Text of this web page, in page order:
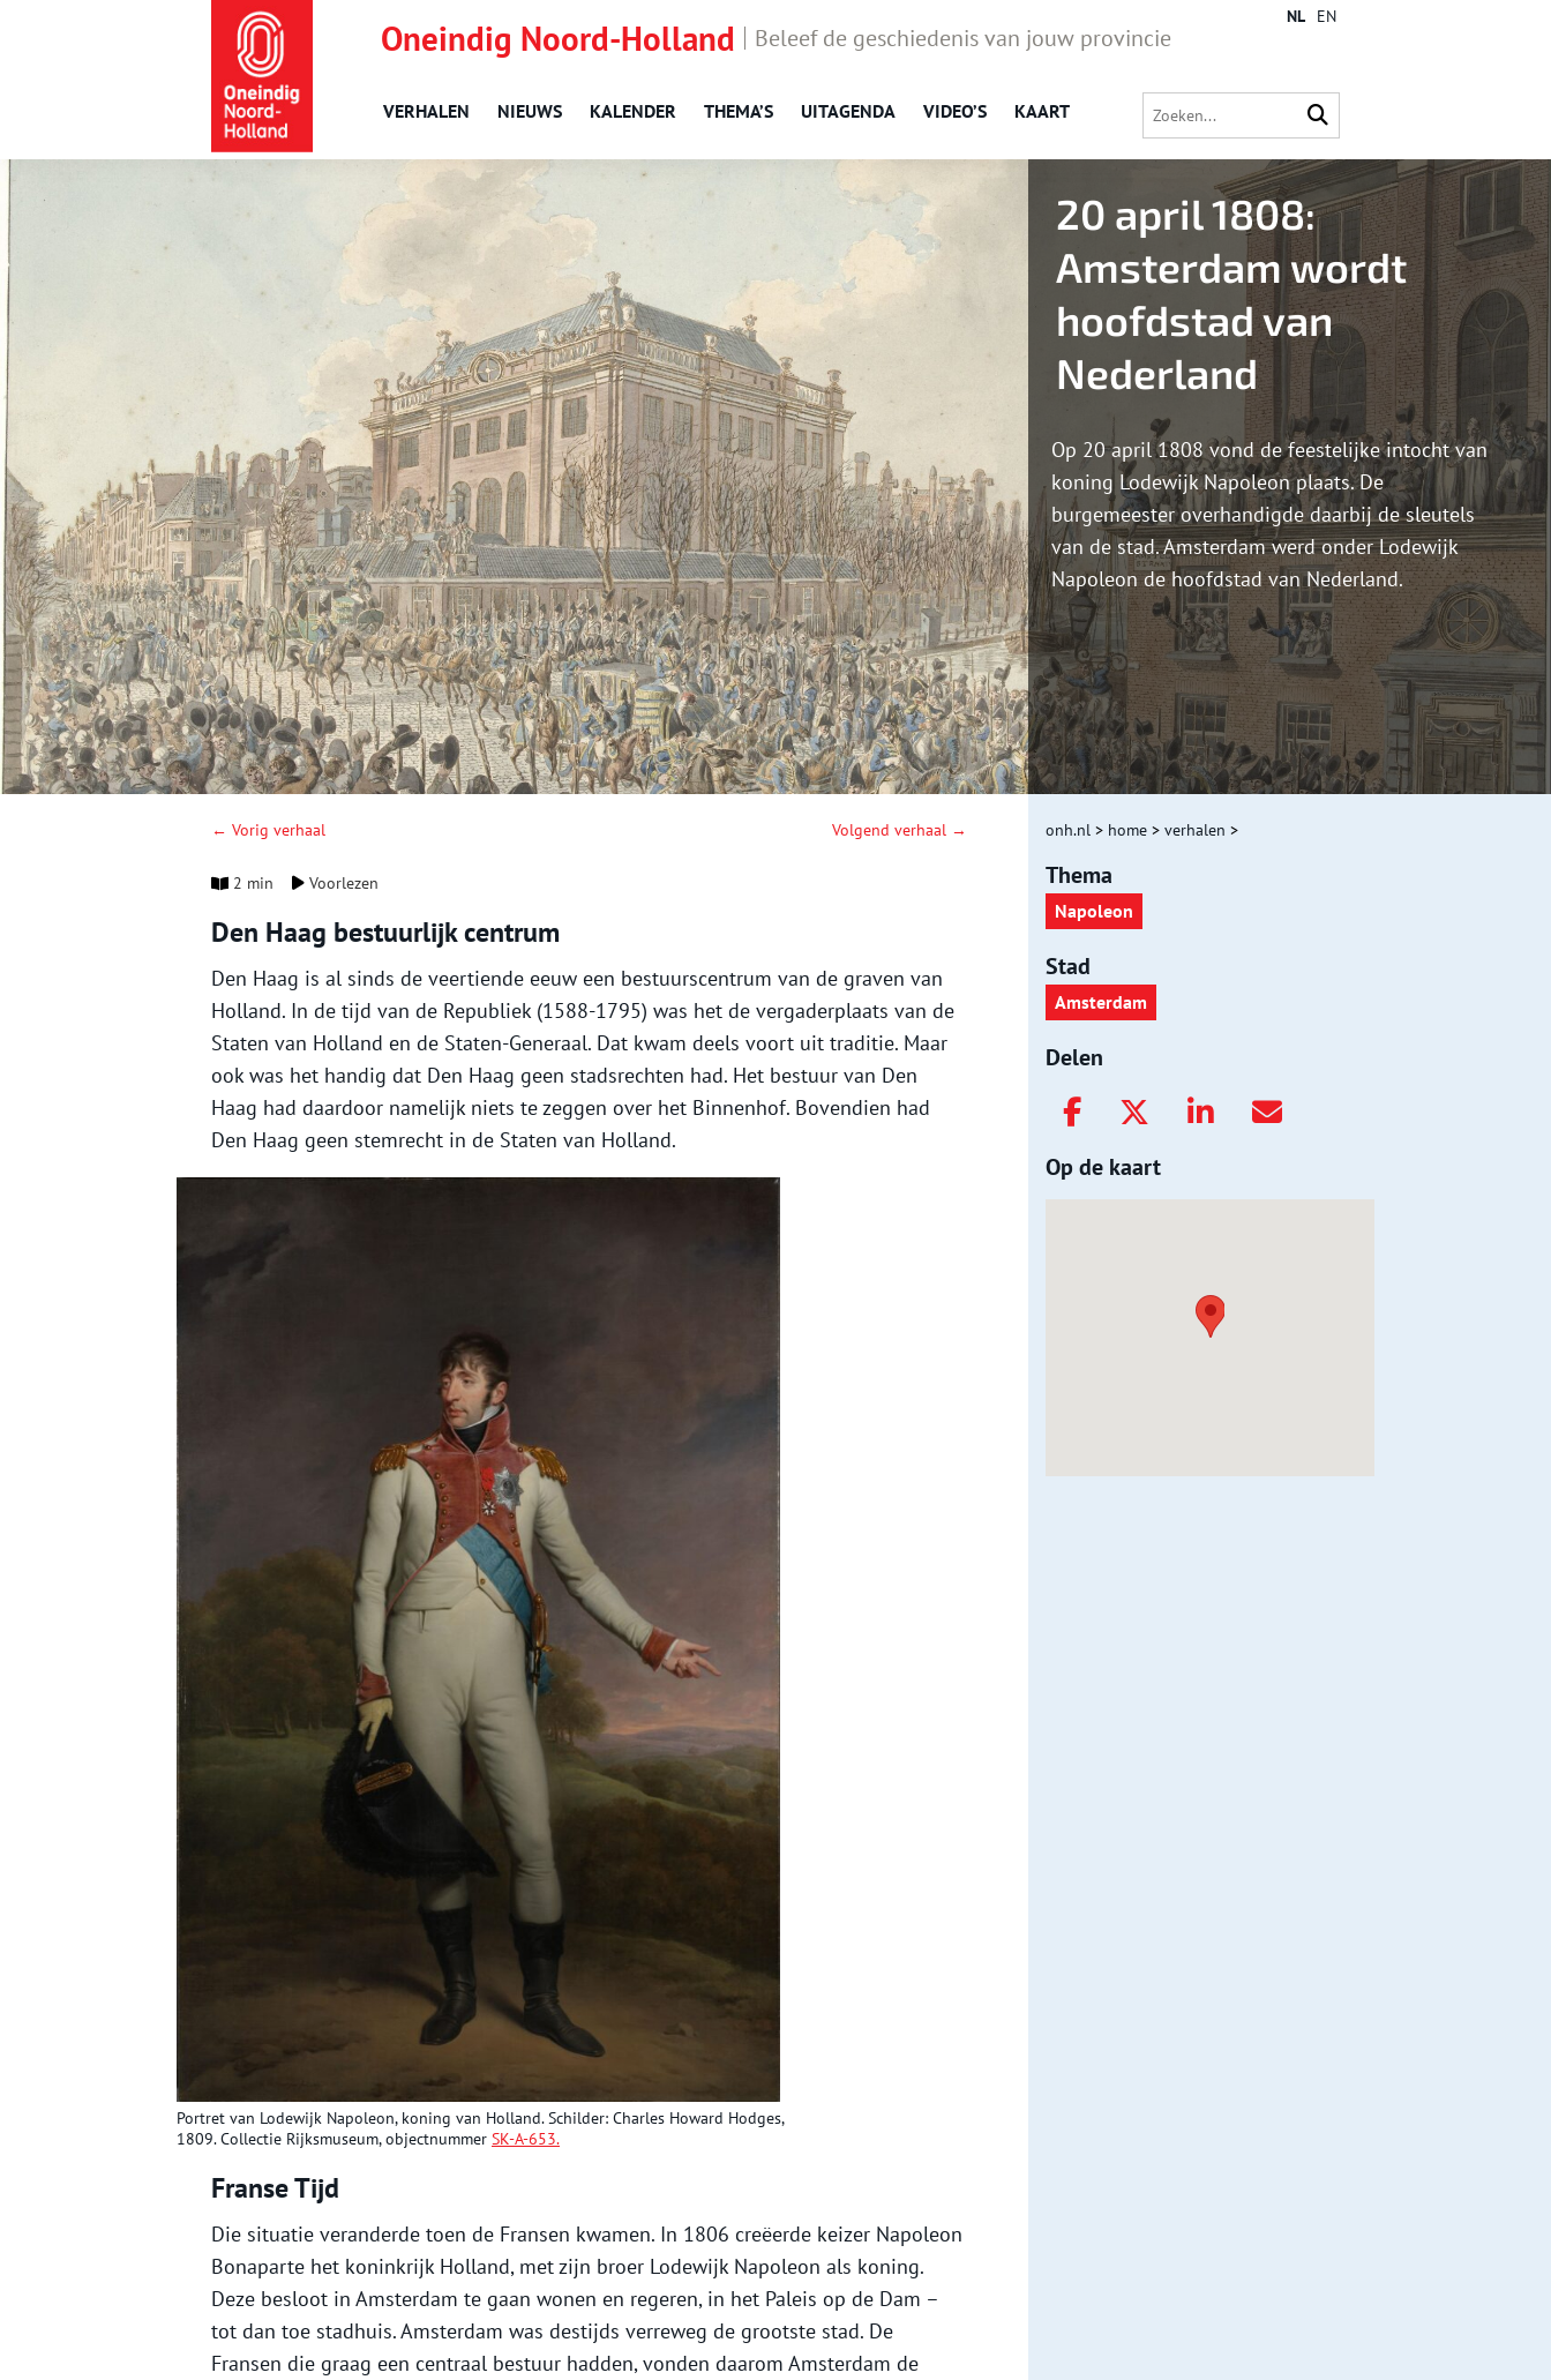
Oneindig Noord-Holland Beleef de geschiedenis van jouw provincie
VERHALEN NIEUWS KALENDER THEMA’S UITAGENDA VIDEO’S KAART
NL EN
20 april 1808:
Amsterdam wordt
hoofdstad van
Nederland
Op 20 april 1808 vond de feestelijke intocht van
koning Lodewijk Napoleon plaats. De
burgemeester overhandigde daarbij de sleutels
van de stad. Amsterdam werd onder Lodewijk
Napoleon de hoofdstad van Nederland.
← Vorig verhaal Volgend verhaal →
2 min Voorlezen
Den Haag bestuurlijk centrum
Den Haag is al sinds de veertiende eeuw een bestuurscentrum van de graven van
Holland. In de tijd van de Republiek (1588-1795) was het de vergaderplaats van de
Staten van Holland en de Staten-Generaal. Dat kwam deels voort uit traditie. Maar
ook was het handig dat Den Haag geen stadsrechten had. Het bestuur van Den
Haag had daardoor namelijk niets te zeggen over het Binnenhof. Bovendien had
Den Haag geen stemrecht in de Staten van Holland.
Portret van Lodewijk Napoleon, koning van Holland. Schilder: Charles Howard Hodges,
1809. Collectie Rijksmuseum, objectnummer SK-A-653.
Franse Tijd
Die situatie veranderde toen de Fransen kwamen. In 1806 creëerde keizer Napoleon
Bonaparte het koninkrijk Holland, met zijn broer Lodewijk Napoleon als koning.
Deze besloot in Amsterdam te gaan wonen en regeren, in het Paleis op de Dam –
tot dan toe stadhuis. Amsterdam was destijds verreweg de grootste stad. De
Fransen die graag een centraal bestuur hadden, vonden daarom Amsterdam de
onh.nl > home > verhalen >
Thema
Napoleon
Stad
Amsterdam
Delen
Op de kaart